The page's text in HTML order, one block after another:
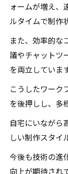
ォームが増え、
ルタイムで制作
また、効率的な
議やチャットツ
を両立していま
こうしたワーク
を後押しし、多
自宅にいながら
しい制作スタイ
今後も技術の進